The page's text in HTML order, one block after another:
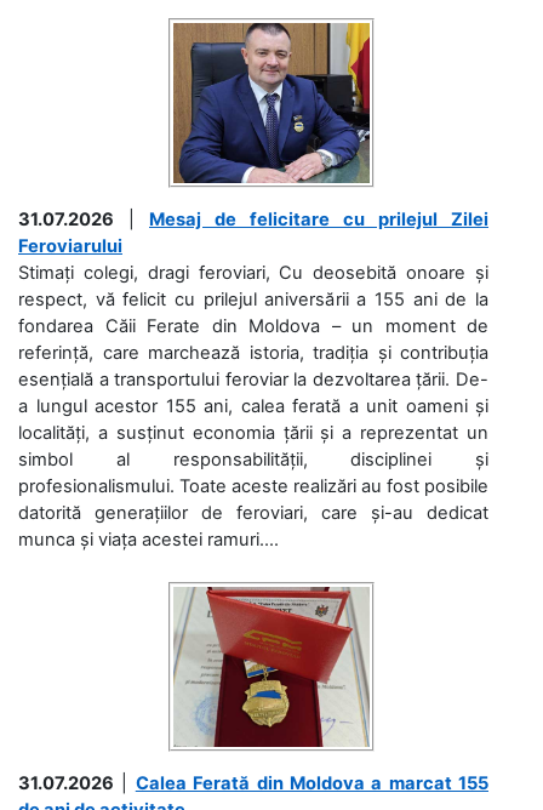
31.07.2026
Mesaj de felicitare cu prilejul Zilei
Feroviarului
Stimați colegi, dragi feroviari, Cu deosebită onoare și
respect, vă felicit cu prilejul aniversării a 155 ani de la
fondarea Căii Ferate din Moldova – un moment de
referință, care marchează istoria, tradiția și contribuția
esențială a transportului feroviar la dezvoltarea țării. De-
a lungul acestor 155 ani, calea ferată a unit oameni și
localități, a susținut economia țării și a reprezentat un
simbol al responsabilității, disciplinei și
profesionalismului. Toate aceste realizări au fost posibile
datorită generațiilor de feroviari, care și-au dedicat
munca și viața acestei ramuri....
31.07.2026
Calea Ferată din Moldova a marcat 155